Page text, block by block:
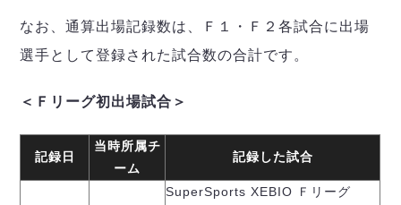
フウガドールすみだ
しながわシティ
ペスカドーラ町田
ボアルース長野
名古屋オーシャンズFOLLOW US!
なお、通算出場記録数は、Ｆ１・Ｆ２各試合に出場
選手として登録された試合数の合計です。
＜Ｆリーグ初出場試合＞
記録日
当時所属チ
ーム
記録した試合
SuperSports XEBIO Ｆリーグ